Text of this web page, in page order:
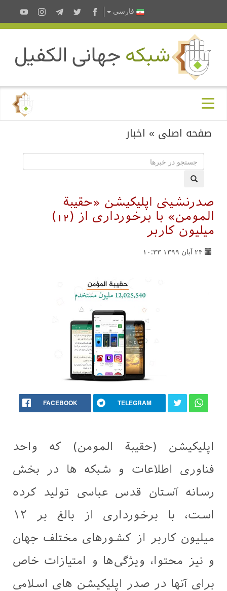
فارسى
صفحه اصلی » اخبار
صدرنشینی اپلیکیشن «حقيبة
المومن» با برخوردارى از (12)
میلیون کاربر
۲۴ آبان ۱۳۹۹ ۱۰:۳۳
FACEBOOK TELEGRAM
اپلیکیشن (حقيبة المومن) که واحد
فناوری اطلاعات و شبکه ها در بخش
رسانه آستان قدس عباسی تولید كرده
است، با برخوردارى از بالغ بر ۱۲
میلیون کاربر از کشورهای مختلف جهان
و نيز محتوا، ویژگی‌ها و امتیازات خاص
برای آنها در صدر اپلیکیشن های اسلامی